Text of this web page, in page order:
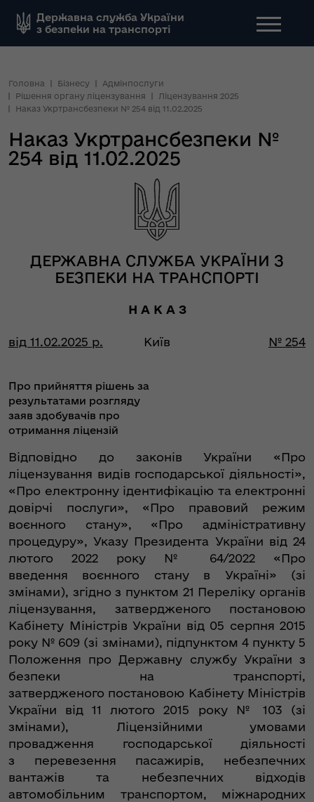
Державна служба України
з безпеки на транспорті
Головна Бізнесу
Адмінпослуги
Рішення органу ліцензування
Ліцензування 2025
Наказ Укртрансбезпеки № 254 від 11.02.2025
Наказ Укртрансбезпеки №
254 від 11.02.2025
ДЕРЖАВНА СЛУЖБА УКРАЇНИ З
БЕЗПЕКИ НА ТРАНСПОРТІ
Н А К А З
від 11.02.2025 р. Київ № 254
Про прийняття рішень за
результатами розгляду
заяв здобувачів про
отримання ліцензій
Відповідно до законів України «Про
ліцензування видів господарської діяльності»,
«Про електронну ідентифікацію та електронні
довірчі послуги», «Про правовий режим
воєнного стану», «Про адміністративну
процедуру», Указу Президента України від 24
лютого 2022 року № 64/2022 «Про
введення воєнного стану в Україні» (зі
змінами), згідно з пунктом 21 Переліку органів
ліцензування, затвердженого постановою
Кабінету Міністрів України від 05 серпня 2015
року № 609 (зі змінами), підпунктом 4 пункту 5
Положення про Державну службу України з
безпеки на транспорті,
затвердженого постановою Кабінету Міністрів
України від 11 лютого 2015 року № 103 (зі
змінами), Ліцензійними умовами
провадження господарської діяльності
з перевезення пасажирів, небезпечних
вантажів та небезпечних відходів
автомобільним транспортом, міжнародних